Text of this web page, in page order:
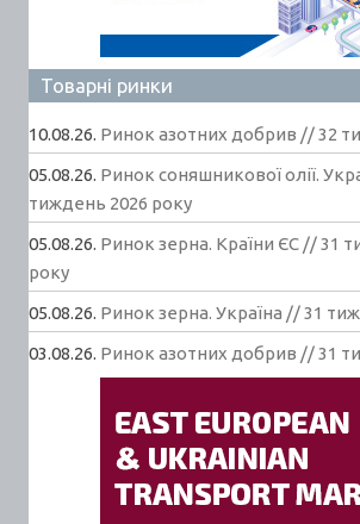
Товарні ринки
10.08.26. Ринок азотних добрив // 32
05.08.26. Ринок соняшникової олії.
тиждень 2026 року
05.08.26. Ринок зерна. Країни ЄС // 31
року
05.08.26. Ринок зерна. Україна // 31
03.08.26. Ринок азотних добрив // 31